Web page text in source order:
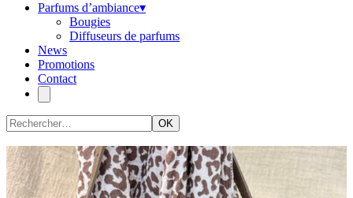
Parfums d’ambiance▾
Bougies
Diffuseurs de parfums
News
Promotions
Contact
OK